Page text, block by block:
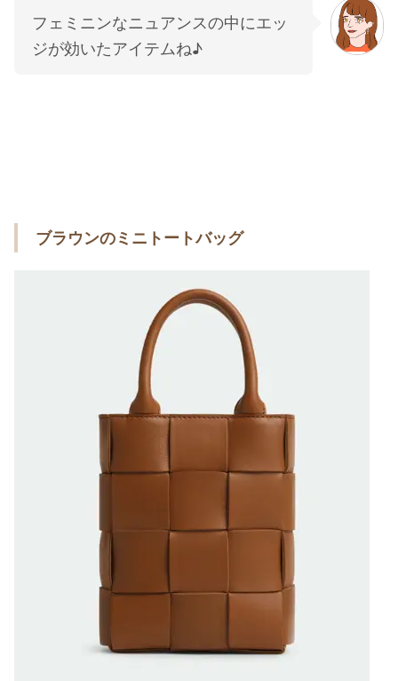
フェミニンなニュアンスの中にエッ
ジが効いたアイテムね♪
ブラウンのミニトートバッグ